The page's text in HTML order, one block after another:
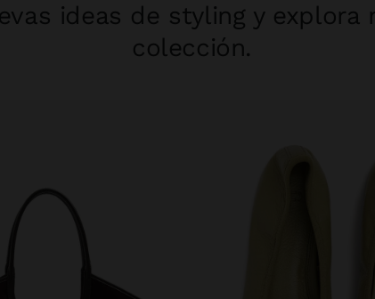
ideas de styling y explora
colección.